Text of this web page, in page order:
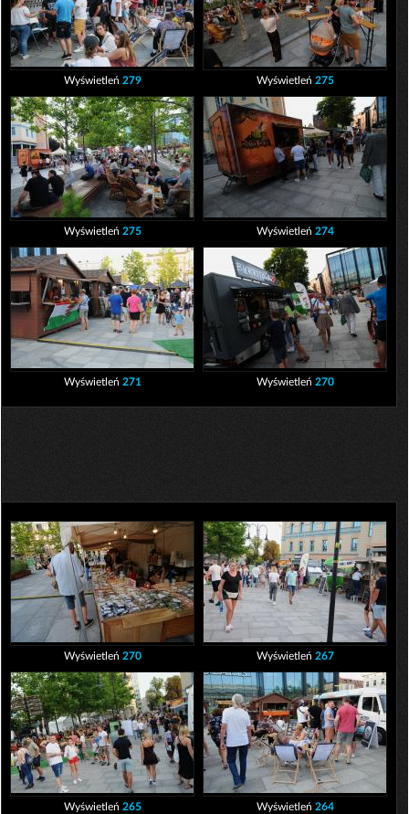
Wyświetleń 279 Wyświetleń 275
Wyświetleń 275 Wyświetleń 274
Wyświetleń 271 Wyświetleń 270
Wyświetleń 270 Wyświetleń 267
Wyświetleń 265 Wyświetleń 264